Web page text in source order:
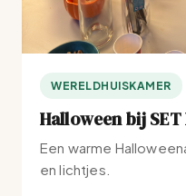
WERELDHUISKAMER
Halloween bij
Een warme
en lichtjes.